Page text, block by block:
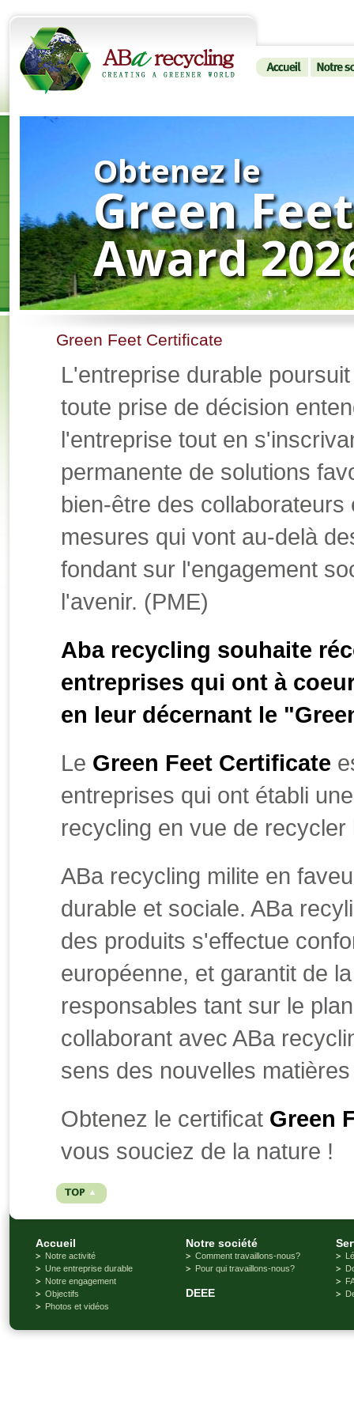
Obtenez le
Green Feet
Award
Green Feet Certificate
L'entreprise durable
toute prise de décision
l'entreprise tout en
permanente de solutions
bien-être des
mesures qui vont au-delà
fondant sur l'engagement
l'avenir. (PME)
Aba recycling souhaite
entreprises qui ont à
en leur décernant le
Le Green Feet Certificate
entreprises qui ont établi
recycling en vue de recycler
ABa recycling milite en
durable et sociale. ABa
des produits s'effectue
européenne, et garantit de
responsables tant sur le
collaborant avec ABa
sens des nouvelles
Obtenez le certificat Green
vous souciez de la nature !
Accueil
Notre activité
Une entreprise durable
Notre engagement
Objectifs
Photos et vidéos
Notre société
Comment travaillons-nous?
Pour qui travaillons-nous?
DEEE